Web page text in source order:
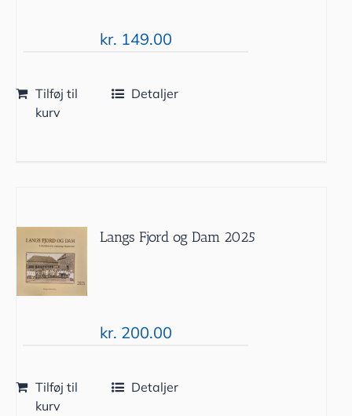
kr. 149.00
Tilføj til
kurv
Detaljer
Langs Fjord og Dam 2025
kr. 200.00
Tilføj til
kurv
Detaljer